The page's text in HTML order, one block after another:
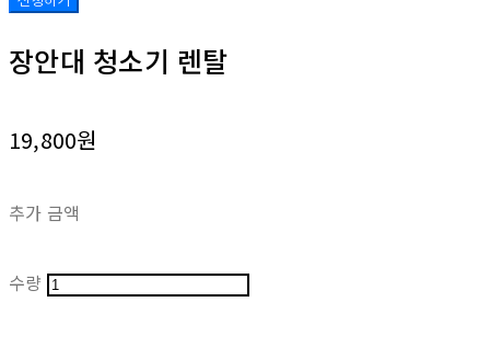
장안대 청소기 렌탈
19,800원
추가 금액
수량